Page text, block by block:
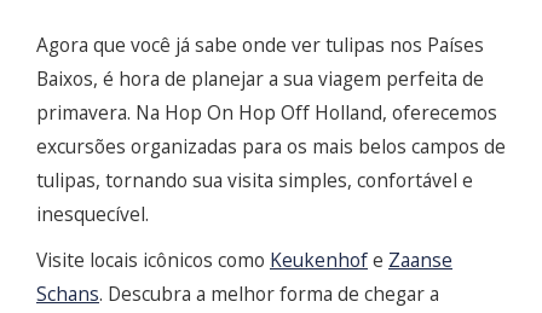
Agora que você já sabe onde ver tulipas nos Países
Baixos, é hora de planejar a sua viagem perfeita de
primavera. Na Hop On Hop Off Holland, oferecemos
excursões organizadas para os mais belos campos de
tulipas, tornando sua visita simples, confortável e
inesquecível.
Visite locais icônicos como Keukenhofe Zaanse
Schans. Descubra a melhor forma de chegar a